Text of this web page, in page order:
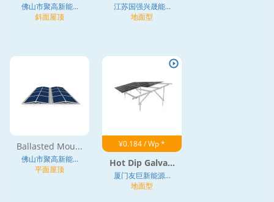
佛山市聚高新能...
斜面屋顶
江苏国强兴晟能...
地面型
Ballasted Mou...
佛山市聚高新能...
平面屋顶
¥0.184 / Wp *
Hot Dip Galva...
厦门友巨新能源...
地面型